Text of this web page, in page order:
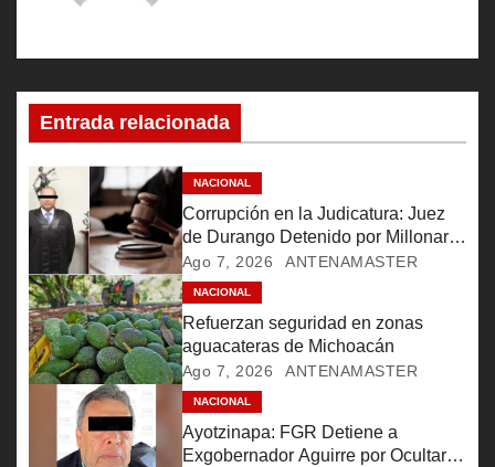
ó
n
d
e
e
n
Entrada relacionada
NACIONAL
Corrupción en la Judicatura: Juez
de Durango Detenido por Millonario
Soborno
Ago 7, 2026 ANTENAMASTER
NACIONAL
Refuerzan seguridad en zonas
aguacateras de Michoacán
Ago 7, 2026 ANTENAMASTER
NACIONAL
Ayotzinapa: FGR Detiene a
Exgobernador Aguirre por Ocultar